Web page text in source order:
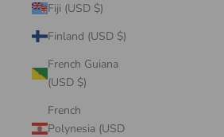
Fiji (USD $)
Finland (USD $)
French Guiana
(USD $)
French
Polynesia (USD